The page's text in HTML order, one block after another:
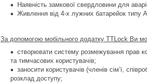
Наявність замкової свердловини для
Живлення від 4-х лужних батарейок типу
За допомогою мобільного додатку TTLock Ви
створювати систему розмежування прав
та тимчасових користувачів;
заносити користувачів (членів сім’ї,
розклад доступу;